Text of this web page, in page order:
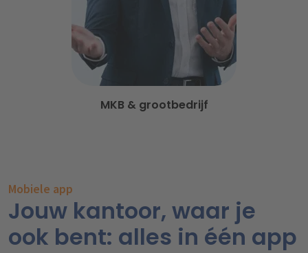
MKB & grootbedrijf
Mobiele app
Jouw kantoor, waar je
ook bent: alles in één app